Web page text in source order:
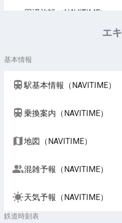
周辺施設（NAVITIME）
エキ
基本情報
駅基本情報（NAVITIME）
乗換案内（NAVITIME）
地図（NAVITIME）
混雑予報（NAVITIME）
天気予報（NAVITIME）
鉄道時刻表